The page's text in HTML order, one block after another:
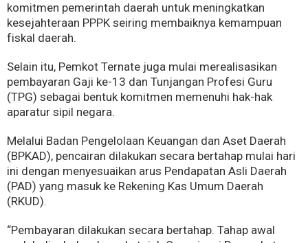
komitmen pemerintah daerah untuk meningkatkan
kesejahteraan PPPK seiring membaiknya kemampuan
fiskal daerah.
Selain itu, Pemkot Ternate juga mulai merealisasikan
pembayaran Gaji ke-13 dan Tunjangan Profesi Guru
(TPG) sebagai bentuk komitmen memenuhi hak-hak
aparatur sipil negara.
Melalui Badan Pengelolaan Keuangan dan Aset Daerah
(BPKAD), pencairan dilakukan secara bertahap mulai hari
ini dengan menyesuaikan arus Pendapatan Asli Daerah
(PAD) yang masuk ke Rekening Kas Umum Daerah
(RKUD).
“Pembayaran dilakukan secara bertahap. Tahap awal